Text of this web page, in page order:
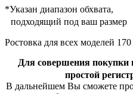
*Указан диапазон обхвата,
подходящий под ваш размер
Ростовка для всех моделей
Для совершения покупки
простой
В дальнейшем Вы сможете